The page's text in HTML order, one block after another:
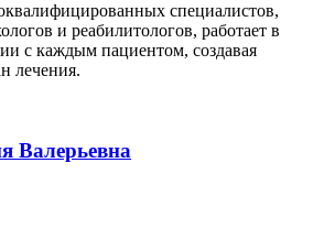
специалистов,
и реабилитологов, работает в
с каждым пациентом, создавая
лечения.
Валерьевна